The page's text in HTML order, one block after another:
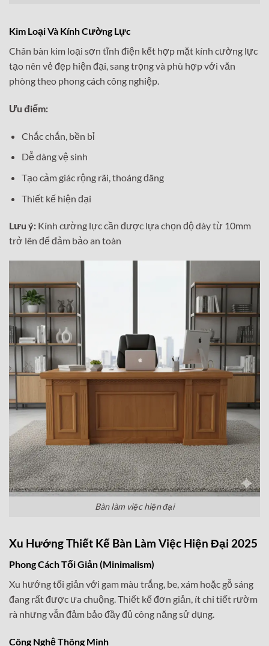
Kim Loại Và Kính Cường Lực
Chân bàn kim loại sơn tĩnh điện kết hợp mặt kính cường lực
tạo nên vẻ đẹp hiện đại, sang trọng và phù hợp với văn
phòng theo phong cách công nghiệp.
Ưu điểm:
Chắc chắn, bền bỉ
Dễ dàng vệ sinh
Tạo cảm giác rộng rãi, thoáng đãng
Thiết kế hiện đại
Lưu ý: Kính cường lực cần được lựa chọn độ dày từ 10mm
trở lên để đảm bảo an toàn
Bàn làm việc hiện đại
Xu Hướng Thiết Kế Bàn Làm Việc Hiện Đại 2025
Phong Cách Tối Giản (Minimalism)
Xu hướng tối giản với gam màu trắng, be, xám hoặc gỗ sáng
đang rất được ưa chuộng. Thiết kế đơn giản, ít chi tiết rườm
rà nhưng vẫn đảm bảo đầy đủ công năng sử dụng.
Công Nghệ Thông Minh